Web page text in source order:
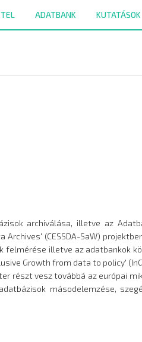
ADATBANK KUTATÁSOK
archiválása, illetve az
(CESSDA-SaW)
felmérése illetve az adatbankok
Growth from data to policy'
részt vesz továbbá az európai
másodelemzése,